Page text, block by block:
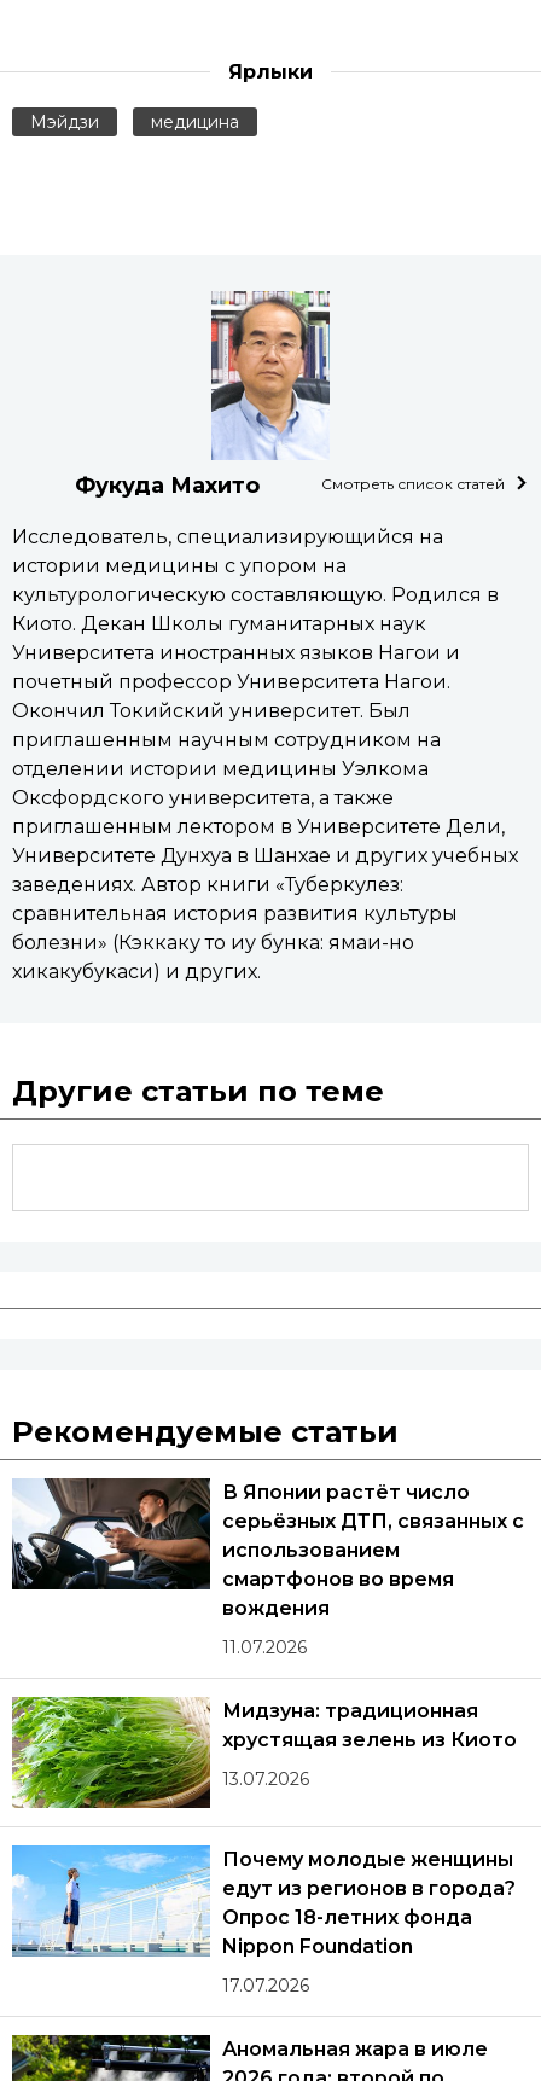
Ярлыки
Мэйдзи медицина
Фукуда Махито Смотреть список статей
Исследователь, специализирующийся на
истории медицины с упором на
культурологическую составляющую. Родился в
Киото. Декан Школы гуманитарных наук
Университета иностранных языков Нагои и
почетный профессор Университета Нагои.
Окончил Токийский университет. Был
приглашенным научным сотрудником на
отделении истории медицины Уэлкома
Оксфордского университета, а также
приглашенным лектором в Университете Дели,
Университете Дунхуа в Шанхае и других учебных
заведениях. Автор книги «Туберкулез:
сравнительная история развития культуры
болезни» (Кэккаку то иу бунка: ямаи-но
хикакубукаси) и других.
Другие статьи по теме
Рекомендуемые статьи
В Японии растёт число
серьёзных ДТП, связанных с
использованием
смартфонов во время
вождения
11.07.2026
Мидзуна: традиционная
хрустящая зелень из Киото
13.07.2026
Почему молодые женщины
едут из регионов в города?
Опрос 18-летних фонда
Nippon Foundation
17.07.2026
Аномальная жара в июле